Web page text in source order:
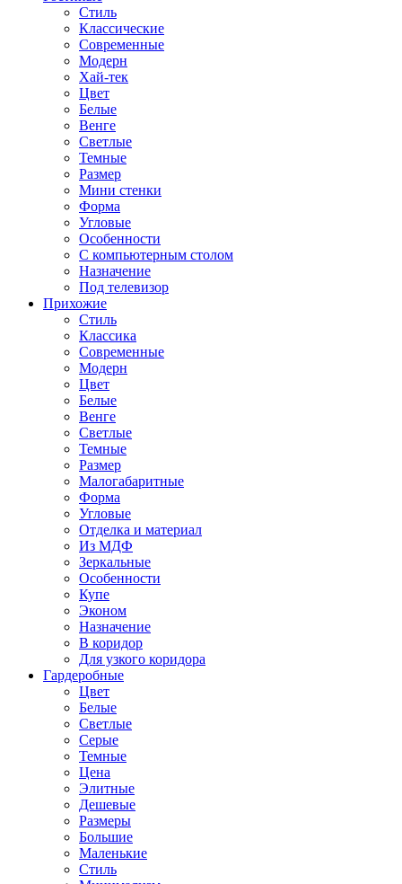
Стиль
Классические
Современные
Модерн
Хай-тек
Цвет
Белые
Венге
Светлые
Темные
Размер
Мини стенки
Форма
Угловые
Особенности
С компьютерным столом
Назначение
Под телевизор
Прихожие
Стиль
Классика
Современные
Модерн
Цвет
Белые
Венге
Светлые
Темные
Размер
Малогабаритные
Форма
Угловые
Отделка и материал
Из МДФ
Зеркальные
Особенности
Купе
Эконом
Назначение
В коридор
Для узкого коридора
Гардеробные
Цвет
Белые
Светлые
Серые
Темные
Цена
Элитные
Дешевые
Размеры
Большие
Маленькие
Стиль